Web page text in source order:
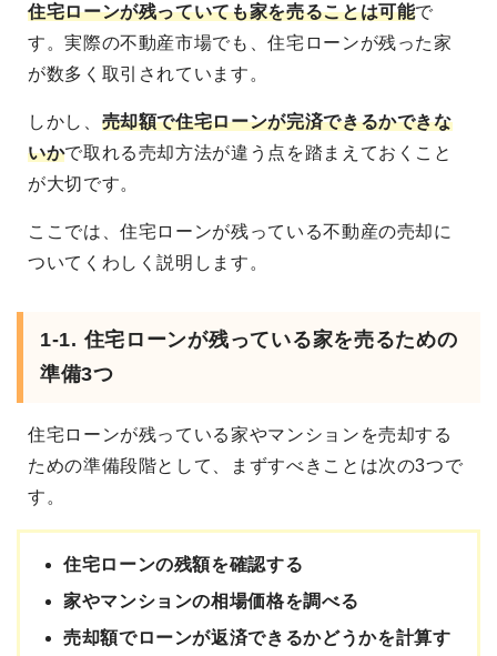
住宅ローンが残っていても家を売ることは可能で
す。実際の不動産市場でも、住宅ローンが残った家
が数多く取引されています。
しかし、 売却額で住宅ローンが完済できるかできな
いかで取れる売却方法が違う点を踏まえておくこと
が大切です。
ここでは、住宅ローンが残っている不動産の売却に
ついてくわしく説明します。
1-1. 住宅ローンが残っている家を売るための
準備3つ
住宅ローンが残っている家やマンションを売却する
ための準備段階として、まずすべきことは次の3つで
す。
住宅ローンの残額を確認する
家やマンションの相場価格を調べる
売却額でローンが返済できるかどうかを計算す